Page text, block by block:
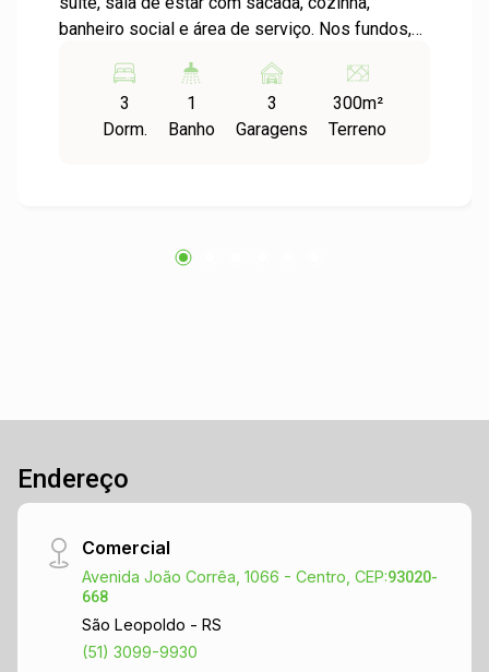
banheiro social e área de serviço. Nos fundos,
independente, ideal para receber visitas ou para
uso como espaço multifuncional. O anexo
possui 1 dormitório, sala e cozinha integradas.
3
Dorm.
1
Banho
3
Garagens
300m²
Terreno
Endereço
Comercial
Avenida João Corrêa, 1066 - Centro, CEP:93020-
668
São Leopoldo - RS
(51) 3099-9930